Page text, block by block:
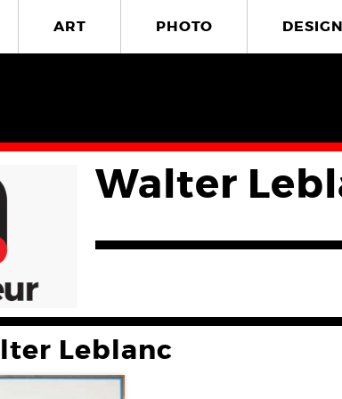
ART PHOTO DESIGN
Walter
Leblanc